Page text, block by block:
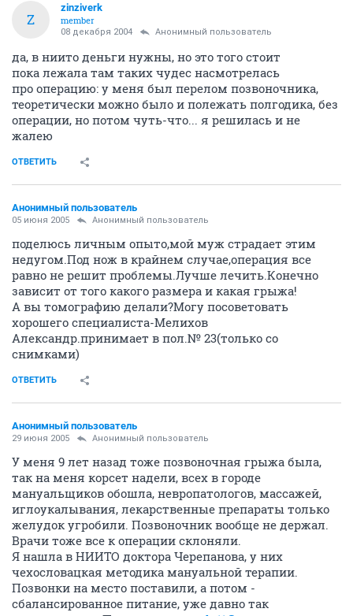
Z
zinziverk
member
08 декабря 2004 Анонимный пользователь
да, в ниито деньги нужны, но это того стоит
пока лежала там таких чудес насмотрелась
про операцию: у меня был перелом позвоночника,
теоретически можно было и полежать полгодика, без
операции, но потом чуть-что... я решилась и не
жалею
ОТВЕТИТЬ
Анонимный пользователь
05 июня 2005 Анонимный пользователь
поделюсь личным опыто,мой муж страдает этим
недугом.Под нож в крайнем случае,операция все
равно не решит проблемы.Лучше лечить.Конечно
зависит от того какого размера и какая грыжа!
А вы томографию делали?Могу посоветовать
хорошего специалиста-Мелихов
Александр.принимает в пол.№ 23(только со
снимками)
ОТВЕТИТЬ
Анонимный пользователь
29 июня 2005 Анонимный пользователь
У меня 9 лет назад тоже позвоночная грыжа была,
так на меня корсет надели, всех в городе
мануальщиков обошла, невропатологов, массажей,
иглоукалывания, лекарственные препараты только
желудок угробили. Позвоночник вообще не держал.
Врачи тоже все к операции склоняли.
Я нашла в НИИТО доктора Черепанова, у них
чехословацкая методика мануальной терапии.
Позвонки на место поставили, а потом -
сбалансированное питание, уже давно так